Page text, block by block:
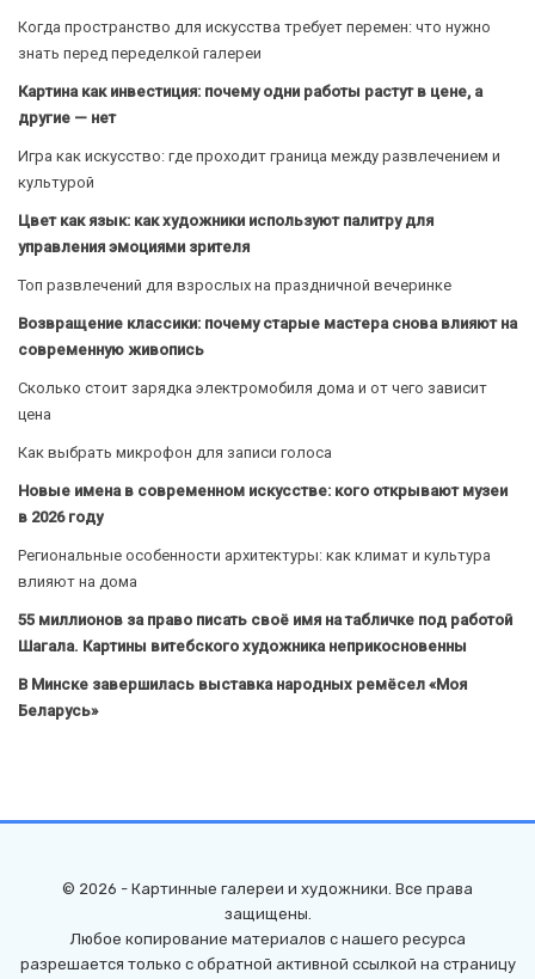
Когда пространство для искусства требует перемен: что нужно
знать перед переделкой галереи
Картина как инвестиция: почему одни работы растут в цене, а
другие — нет
Игра как искусство: где проходит граница между развлечением и
культурой
Цвет как язык: как художники используют палитру для
управления эмоциями зрителя
Топ развлечений для взрослых на праздничной вечеринке
Возвращение классики: почему старые мастера снова влияют на
современную живопись
Сколько стоит зарядка электромобиля дома и от чего зависит
цена
Как выбрать микрофон для записи голоса
Новые имена в современном искусстве: кого открывают музеи
в 2026 году
Региональные особенности архитектуры: как климат и культура
влияют на дома
55 миллионов за право писать своё имя на табличке под работой
Шагала. Картины витебского художника неприкосновенны
В Минске завершилась выставка народных ремёсел «Моя
Беларусь»
© 2026 - Картинные галереи и художники. Все права
защищены.
Любое копирование материалов с нашего ресурса
разрешается только с обратной активной ссылкой на страницу